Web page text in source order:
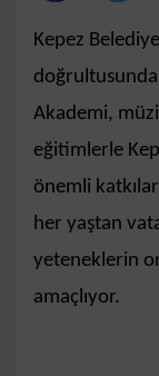
Kepez
Akademi,
eğitimlerle
önemli
her yaştan
yeteneklerin
amaçlıyor.